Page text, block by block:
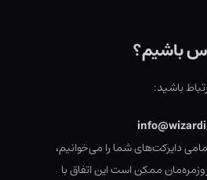
باشیم؟
باشید:
دایرکت‌های شما را می‌خوانیم،
ممکن است این اتفاق با